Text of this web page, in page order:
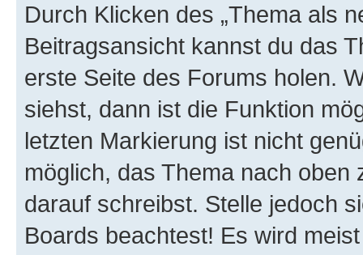
Durch Klicken des „Thema als
Beitragsansicht kannst du das
erste Seite des Forums holen.
siehst, dann ist die Funktion
letzten Markierung ist nicht
möglich, das Thema nach oben
darauf schreibst. Stelle jedoch
Boards beachtest! Es wird